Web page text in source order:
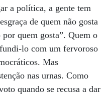
a política, a gente tem
de quem não gosta
quem gosta”. Quem o
lo com um fervoroso
Mas
nas urnas. Como
quando se recusa a dar